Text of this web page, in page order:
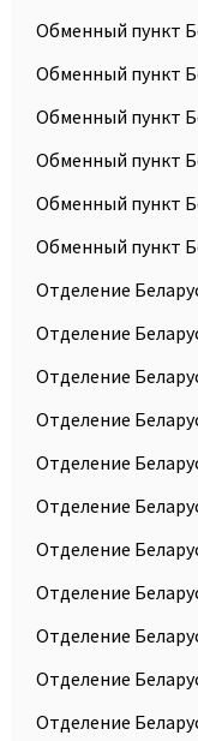
Обменный пункт
Обменный пункт
Обменный пункт
Обменный пункт
Обменный пункт
Обменный пункт
Отделение
Отделение
Отделение
Отделение
Отделение
Отделение
Отделение
Отделение
Отделение
Отделение
Отделение